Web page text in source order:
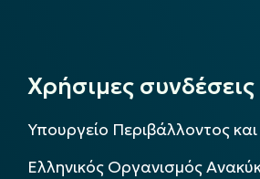
Χρήσιμες συνδέσεις
Υπουργείο Περιβάλλοντος
Ελληνικός Οργανισμός